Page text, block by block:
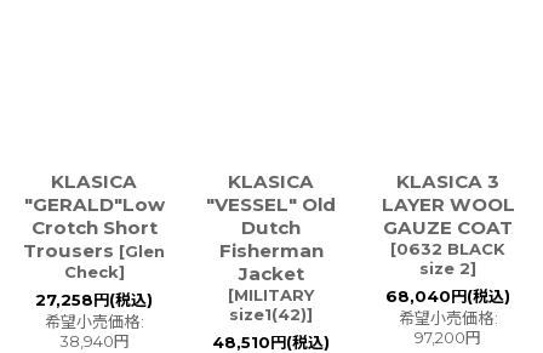
KLASICA
"GERALD"Low
Crotch Short
Trousers [Glen
Check]
27,258円(税込)
希望小売価格:
38,940円
KLASICA
"VESSEL" Old
Dutch
Fisherman
Jacket
[MILITARY
size1(42)]
48,510円(税込)
KLASICA 3
LAYER WOOL
GAUZE COAT
[0632 BLACK
size 2]
68,040円(税込)
希望小売価格:
97,200円